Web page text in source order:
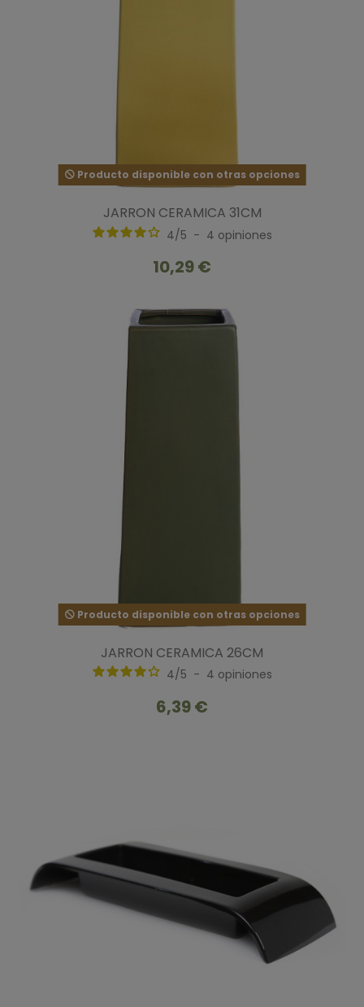
Producto disponible con otras opciones
JARRON CERAMICA 31CM
4/5 - 4 opiniones
10,29 €
Producto disponible con otras opciones
JARRON CERAMICA 26CM
4/5 - 4 opiniones
6,39 €